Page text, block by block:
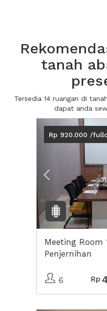
tanah
Tersedia 14 ruangan di
dapat anda
Previous
Rp 920.000 /
Meeting Room
Penjernihan
6 Rp